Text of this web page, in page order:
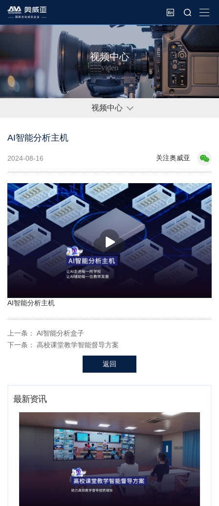
视频中心
video
视频中心
AI智能分析主机
2024-08-16 关注奥威亚
放
AI智能分析主机
上一条：
AI智能分析盒子
下一条：
高校课堂教学智能督导方案
返回
最新资讯